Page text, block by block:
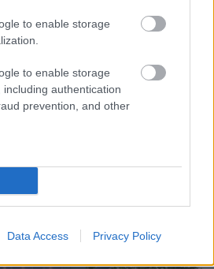
to enable storage
to enable storage
including authentication
prevention, and other
Data Access Privacy Policy
egészségügyi ellátásokat.
Szólj hozzá!